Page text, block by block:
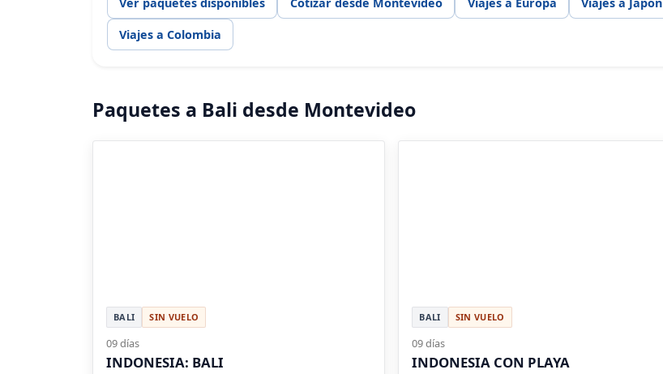
Viajes a Colombia
Paquetes a Bali desde Montevideo
BALI SIN VUELO
09 días
INDONESIA: BALI
BALI SIN VUELO
09 días
INDONESIA CON PLAYA